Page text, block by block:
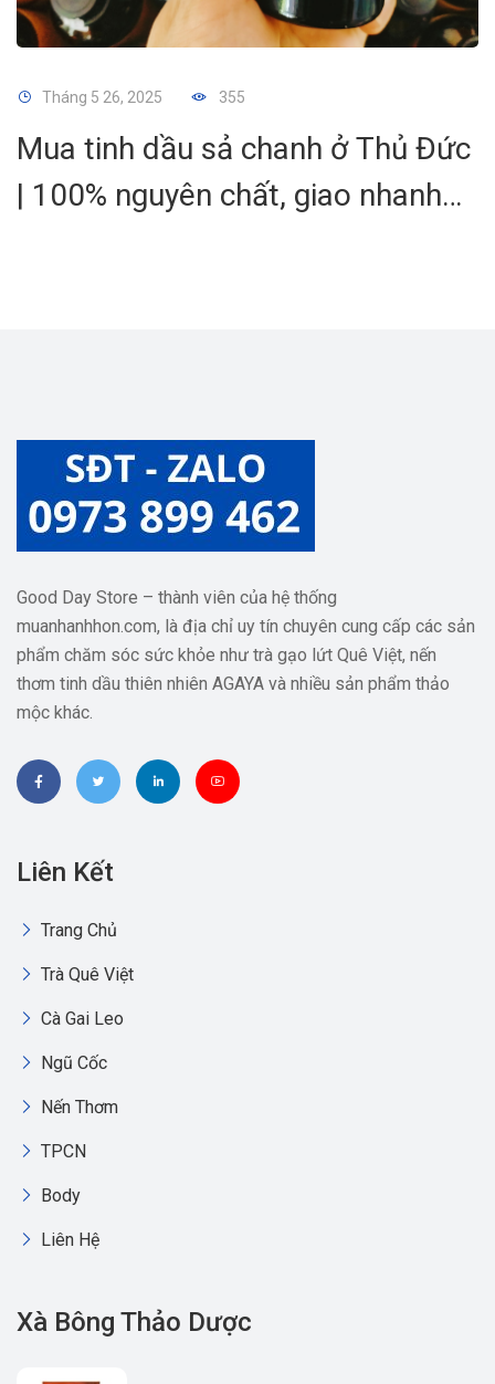
Tháng 5 26, 2025 355
Mua tinh dầu sả chanh ở Thủ Đức
| 100% nguyên chất, giao nhanh
Good Day Store – thành viên của hệ thống
muanhanhhon.com, là địa chỉ uy tín chuyên cung cấp các sản
phẩm chăm sóc sức khỏe như trà gạo lứt Quê Việt, nến
thơm tinh dầu thiên nhiên AGAYA và nhiều sản phẩm thảo
mộc khác.
Liên Kết
Trang Chủ
Trà Quê Việt
Cà Gai Leo
Ngũ Cốc
Nến Thơm
TPCN
Body
Liên Hệ
Xà Bông Thảo Dược